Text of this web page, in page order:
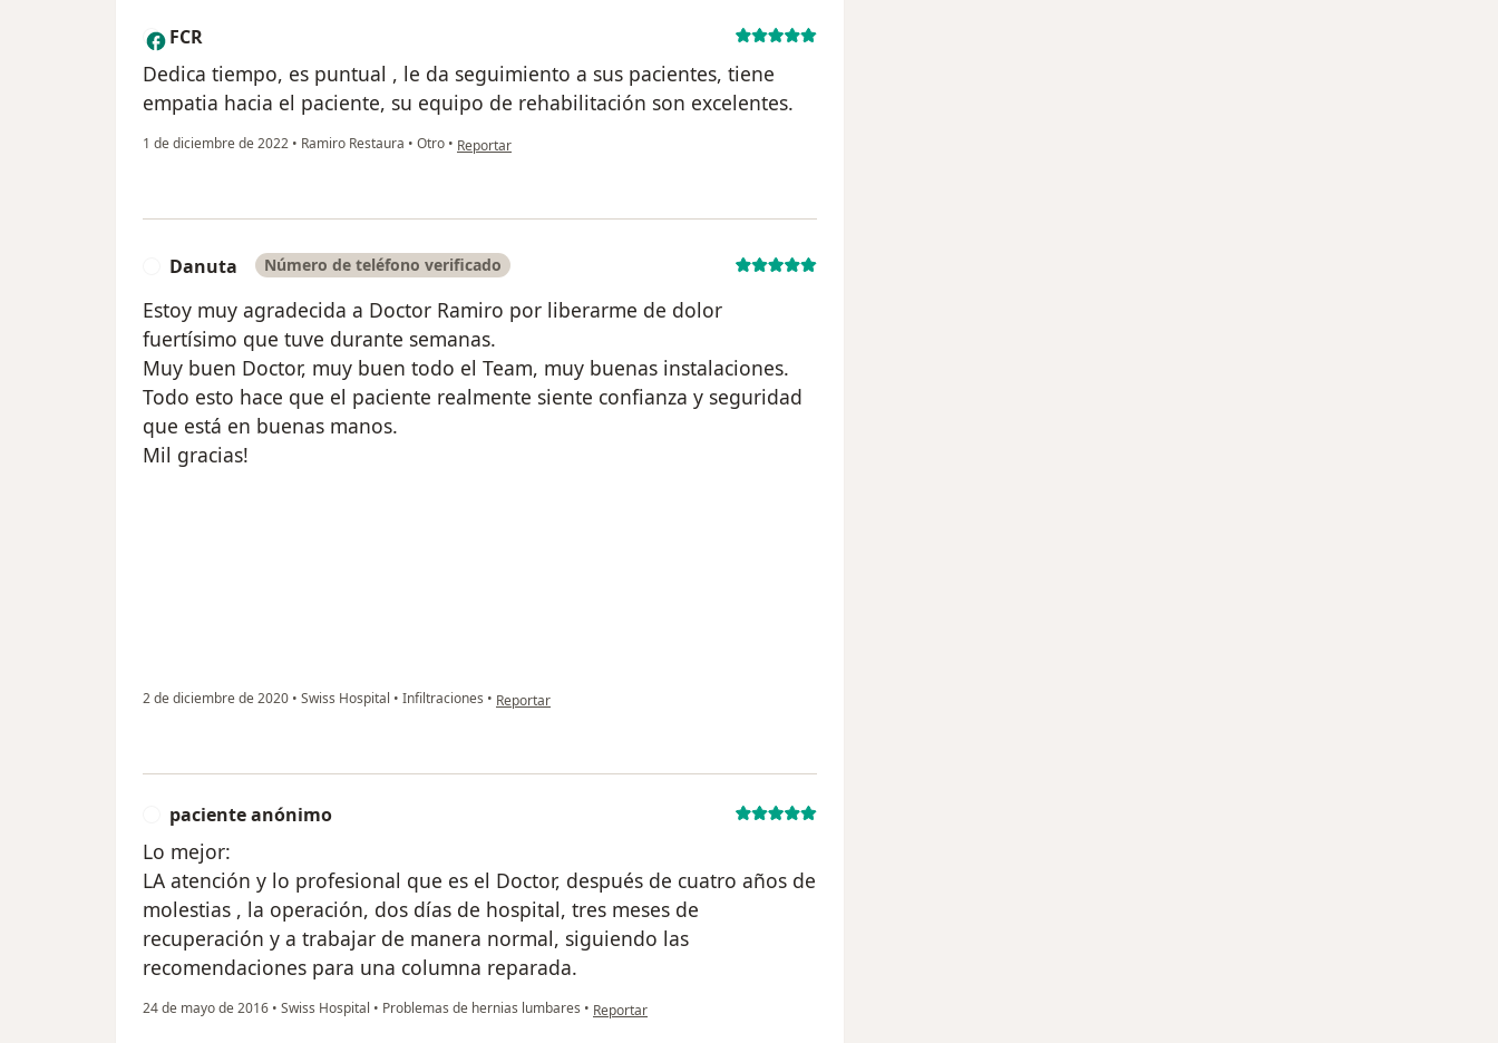
F FCR
Dedica tiempo, es puntual , le da seguimiento a sus pacientes, tiene
empatia hacia el paciente, su equipo de rehabilitación son excelentes.
1 de diciembre de 2022 • Ramiro Restaura • Otro • en opinión del usuario FCR
Reportar
Danuta Número de teléfono verificado
Estoy muy agradecida a Doctor Ramiro por liberarme de dolor
fuertísimo que tuve durante semanas.
Muy buen Doctor, muy buen todo el Team, muy buenas instalaciones.
Todo esto hace que el paciente realmente siente confianza y seguridad
que está en buenas manos.
Mil gracias!
2 de diciembre de 2020 • Swiss Hospital • Infiltraciones • en opinión del usuario Danuta
Reportar
paciente anónimo
Lo mejor:
LA atención y lo profesional que es el Doctor, después de cuatro años de
molestias , la operación, dos días de hospital, tres meses de
recuperación y a trabajar de manera normal, siguiendo las
recomendaciones para una columna reparada.
24 de mayo de 2016 • Swiss Hospital • Problemas de hernias lumbares • en opinión del usuario paciente anónimo
Reportar